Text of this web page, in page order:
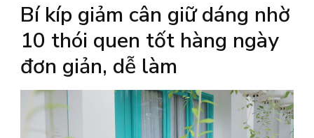
Bí kíp giảm cân giữ dáng nhờ
10 thói quen tốt hàng ngày
đơn giản, dễ làm